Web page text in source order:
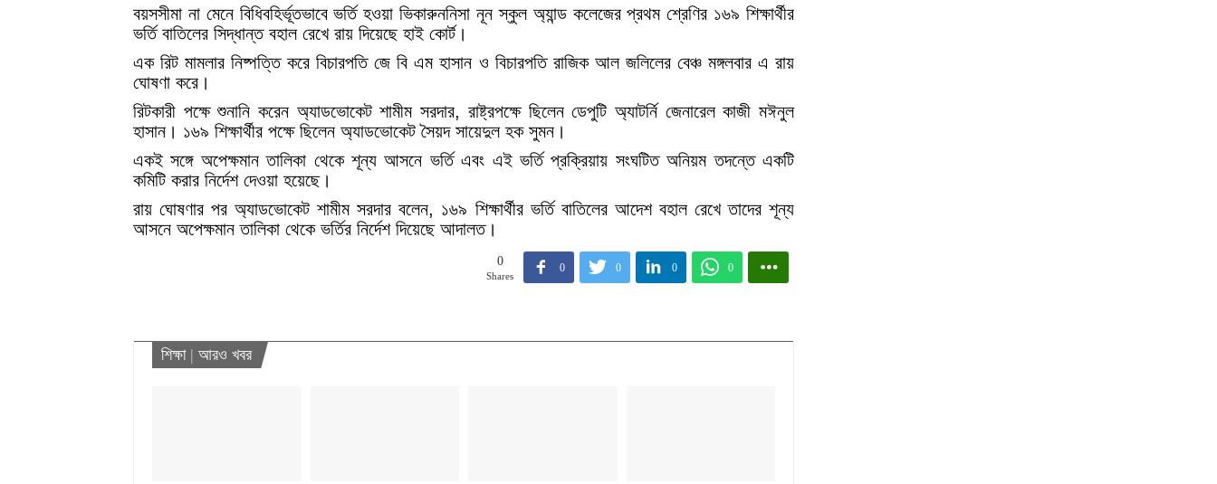
বয়সসীমা না মেনে বিধিবহির্ভূতভাবে ভর্তি হওয়া ভিকারুননিসা নূন স্কুল অ্যান্ড কলেজের প্রথম শ্রেণির ১৬৯ শিক্ষার্থীর
ভর্তি বাতিলের সিদ্ধান্ত বহাল রেখে রায় দিয়েছে হাই কোর্ট।
এক রিট মামলার নিষ্পত্তি করে বিচারপতি জে বি এম হাসান ও বিচারপতি রাজিক আল জলিলের বেঞ্চ মঙ্গলবার এ রায়
ঘোষণা করে।
রিটকারী পক্ষে শুনানি করেন অ্যাডভোকেট শামীম সরদার, রাষ্ট্রপক্ষে ছিলেন ডেপুটি অ্যাটর্নি জেনারেল কাজী মঈনুল
হাসান। ১৬৯ শিক্ষার্থীর পক্ষে ছিলেন অ্যাডভোকেট সৈয়দ সায়েদুল হক সুমন।
একই সঙ্গে অপেক্ষমান তালিকা থেকে শূন্য আসনে ভর্তি এবং এই ভর্তি প্রক্রিয়ায় সংঘটিত অনিয়ম তদন্তে একটি
কমিটি করার নির্দেশ দেওয়া হয়েছে।
রায় ঘোষণার পর অ্যাডভোকেট শামীম সরদার বলেন, ১৬৯ শিক্ষার্থীর ভর্তি বাতিলের আদেশ বহাল রেখে তাদের শূন্য
আসনে অপেক্ষমান তালিকা থেকে ভর্তির নির্দেশ দিয়েছে আদালত।
0
Shares
0 0 0 0
শিক্ষা| আরও খবর